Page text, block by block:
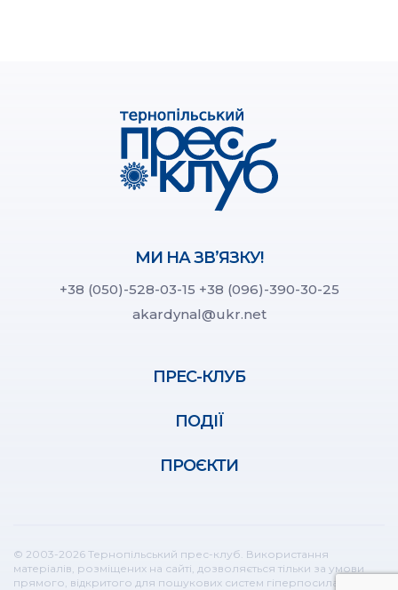
МИ НА ЗВ’ЯЗКУ!
+38 (050)-528-03-15 +38 (096)-390-30-25
akardynal@ukr.net
ПРЕС-КЛУБ
ПОДІЇ
ПРОЄКТИ
© 2003-2026 Тернопільський прес-клуб. Використання
матеріалів, розміщених на сайті, дозволяється тільки за умови
прямого, відкритого для пошукових систем гіперпосилання